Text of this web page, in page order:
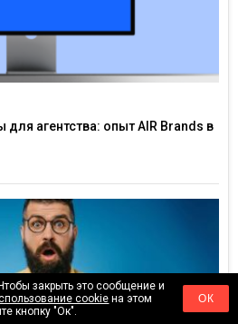
для агентства: опыт AIR Brands в
закрыть это сообщение и
cookie на этом
кнопку "Ок".
ОК